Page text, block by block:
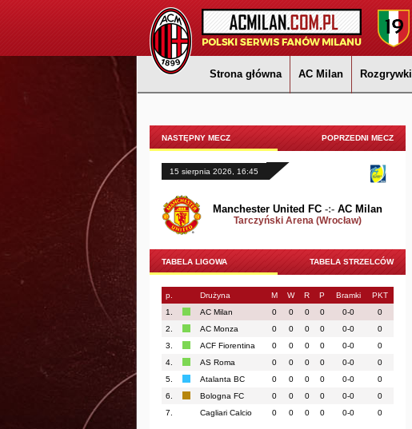
Strona główna AC Milan Rozgrywki
NASTĘPNY MECZ POPRZEDNI MECZ
15 sierpnia 2026, 16:45
Manchester United FC -:- AC Milan
Tarczyński Arena (Wrocław)
TABELA LIGOWA TABELA STRZELCÓW
p. Drużyna M W R P Bramki
PKT
1.
AC Milan 0 0 0 0 0-0
0
2.
AC Monza 0 0 0 0 0-0
0
3.
ACF Fiorentina 0 0 0 0 0-0
0
4.
AS Roma 0 0 0 0 0-0
0
5.
Atalanta BC 0 0 0 0 0-0
0
6.
Bologna FC 0 0 0 0 0-0
0
7.
Cagliari Calcio 0 0 0 0 0-0 0